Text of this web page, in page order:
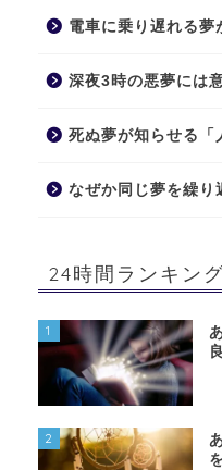
電車に乗り遅れる夢
深夜3時の悪夢には
死ぬ夢が知らせる「
なぜか同じ夢を繰り
24時間ランキン
1
2